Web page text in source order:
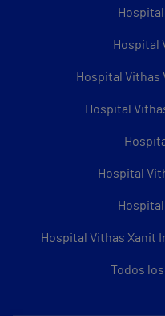
Hospital
Hospital Vithas
Hospital
Hospital
Hospital Vithas Xanit
Todos